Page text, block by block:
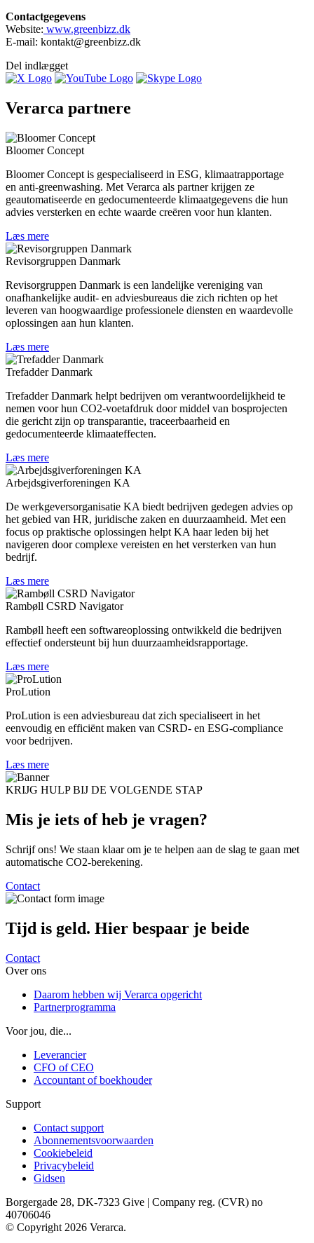
Contactgegevens
Website: www.greenbizz.dk
E-mail: kontakt@greenbizz.dk
Del indlægget
Verarca partnere
Bloomer Concept
Bloomer Concept is gespecialiseerd in ESG, klimaatrapportage
en anti-greenwashing. Met Verarca als partner krijgen ze
geautomatiseerde en gedocumenteerde klimaatgegevens die hun
advies versterken en echte waarde creëren voor hun klanten.
Læs mere
Revisorgruppen Danmark
Revisorgruppen Danmark is een landelijke vereniging van
onafhankelijke audit- en adviesbureaus die zich richten op het
leveren van hoogwaardige professionele diensten en waardevolle
oplossingen aan hun klanten.
Læs mere
Trefadder Danmark
Trefadder Danmark helpt bedrijven om verantwoordelijkheid te
nemen voor hun CO2-voetafdruk door middel van bosprojecten
die gericht zijn op transparantie, traceerbaarheid en
gedocumenteerde klimaateffecten.
Læs mere
Arbejdsgiverforeningen KA
De werkgeversorganisatie KA biedt bedrijven gedegen advies op
het gebied van HR, juridische zaken en duurzaamheid. Met een
focus op praktische oplossingen helpt KA haar leden bij het
navigeren door complexe vereisten en het versterken van hun
bedrijf.
Læs mere
Rambøll CSRD Navigator
Rambøll heeft een softwareoplossing ontwikkeld die bedrijven
effectief ondersteunt bij hun duurzaamheidsrapportage.
Læs mere
ProLution
ProLution is een adviesbureau dat zich specialiseert in het
eenvoudig en efficiënt maken van CSRD- en ESG-compliance
voor bedrijven.
Læs mere
KRIJG HULP BIJ DE VOLGENDE STAP
Mis je iets of heb je vragen?
Schrijf ons! We staan klaar om je te helpen aan de slag te gaan met
automatische CO2-berekening.
Contact
Tijd is geld. Hier bespaar je beide
Contact
Over ons
Daarom hebben wij Verarca opgericht
Partnerprogramma
Voor jou, die...
Leverancier
CFO of CEO
Accountant of boekhouder
Support
Contact support
Abonnementsvoorwaarden
Cookiebeleid
Privacybeleid
Gidsen
Borgergade 28, DK-7323 Give | Company reg. (CVR) no
40706046
© Copyright 2026 Verarca.